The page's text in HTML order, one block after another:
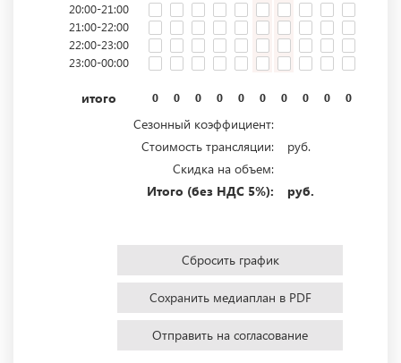
20:00-21:00
21:00-22:00
22:00-23:00
23:00-00:00
итого 0 0 0 0 0 0 0 0 0 0
Сезонный коэффициент:
Стоимость трансляции:
руб.
Скидка на объем:
Итого (без НДС 5%):
руб.
Сбросить график
Сохранить медиаплан в PDF
Отправить на согласование